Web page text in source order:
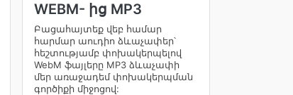
WEBM- ից MP3
Բացահայտեք վեբ համար
հարմար աուդիո ձևաչափեր՝
հեշտությամբ փոխակերպելով
WebM ֆայլերը MP3 ձևաչափի
մեր առաջադեմ փոխակերպման
գործիքի միջոցով: